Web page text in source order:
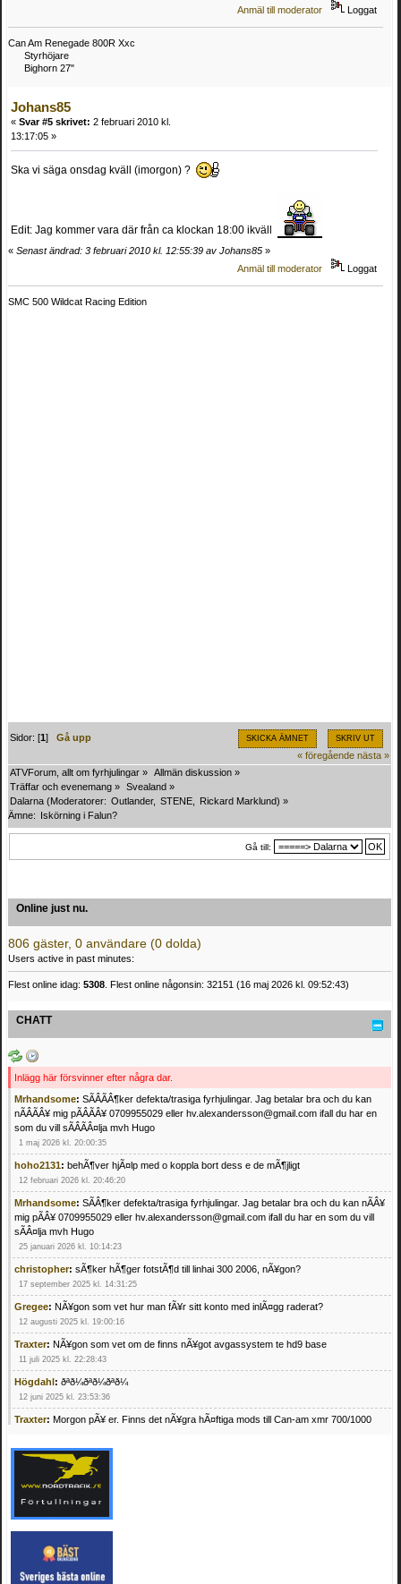
Anmäl till moderator Loggat
Can Am Renegade 800R Xxc
Styrhöjare
Bighorn 27"
Johans85
« Svar #5 skrivet: 2 februari 2010 kl.
13:17:05 »
Ska vi säga onsdag kväll (imorgon) ?
Edit: Jag kommer vara där från ca klockan 18:00 ikväll
« Senast ändrad: 3 februari 2010 kl. 12:55:39 av Johans85 »
Anmäl till moderator
Loggat
SMC 500 Wildcat Racing Edition
SKICKA ÄMNET SKRIV UT
Sidor: [1]Gå upp
« föregående nästa »
ATVForum, allt om fyrhjulingar » Allmän diskussion »
Träffar och evenemang » Svealand »
Dalarna (Moderatorer: Outlander, STENE Rickard Marklund) »
Ämne: Iskörning i Falun?
Gå till:
Online just nu.
806 gäster, 0 användare (0 dolda)
Users active in past minutes:
Flest online idag: 5308 . Flest online någonsin: 32151 (16 maj 2026 kl. 09:52:43)
CHATT
Inlägg här försvinner efter några dar.
Mrhandsome: SÃÂÃÂ¶ker defekta/trasiga fyrhjulingar. Jag betalar bra och du kan
nÃÂÃÂ¥ mig pÃÂÃÂ¥ 0709955029 eller hv.alexandersson@gmail.com ifall du har en
som du vill sÃÂÃÂ¤lja mvh Hugo
1 maj 2026 kl. 20:00:35
hoho2131: behÃ¶ver hjÃ¤lp med o koppla bort dess e de mÃ¶jligt
12 februari 2026 kl. 20:46:20
Mrhandsome: SÃÂ¶ker defekta/trasiga fyrhjulingar. Jag betalar bra och du kan nÃÂ¥
mig pÃÂ¥ 0709955029 eller hv.alexandersson@gmail.com ifall du har en som du vill
sÃÂ¤lja mvh Hugo
25 januari 2026 kl. 10:14:23
christopher: sÃ¶ker hÃ¶ger fotstÃ¶d till linhai 300 2006, nÃ¥gon?
17 september 2025 kl. 14:31:25
Gregee: NÃ¥gon som vet hur man fÃ¥r sitt konto med inlÃ¤gg raderat?
12 augusti 2025 kl. 19:00:16
Traxter: NÃ¥gon som vet om de finns nÃ¥got avgassystem te hd9 base
11 juli 2025 kl. 22:28:43
Högdahl: ðªð¼ðªð¼ðªð¼
12 juni 2025 kl. 23:53:36
Traxter: Morgon pÃ¥ er. Finns det nÃ¥gra hÃ¤ftiga mods till Can-am xmr 700/1000
Mrhandsome:SÃ¶ker defekta/trasiga fyrhjulingar. Jag betalar bra och du kan nÃ¥ mig
pÃ¥ 0709955029 eller hv.alexandersson@gmail.com ifall du har en som du vill sÃ¤lja
mvh Hugo
21 februari 2025 kl. 09:25:52
Oscar5:NÃ¥gon som vet vad man kan begÃ¤ra fÃ¶r en Honda TRX 350 FE 2005
4 februari 2025 kl. 19:20:50
Oscar5:44